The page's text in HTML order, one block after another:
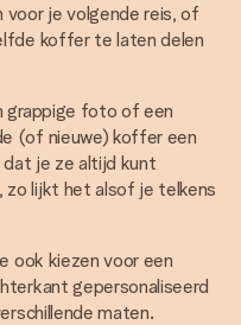
je volgende reis, of
koffer te laten delen
grappige foto of een
(of nieuwe) koffer een
dat je ze altijd kunt
zo lijkt het alsof je telkens
ook kiezen voor een
gepersonaliseerd
maten.